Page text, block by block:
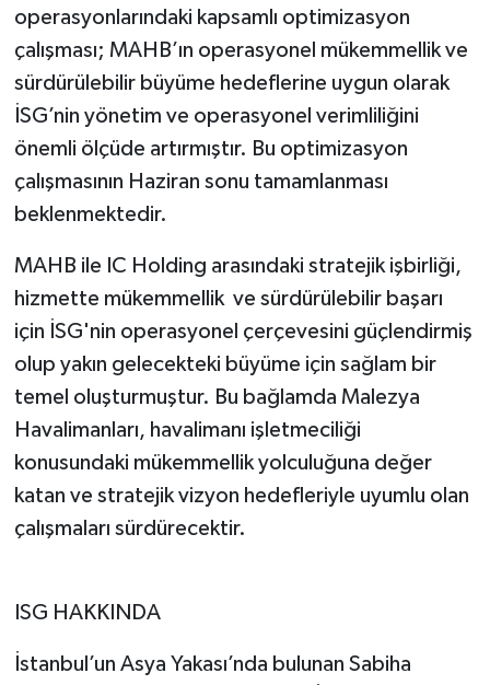
operasyonlarındaki kapsamlı optimizasyon
çalışması; MAHB’ın operasyonel mükemmellik ve
sürdürülebilir büyüme hedeflerine uygun olarak
İSG’nin yönetim ve operasyonel verimliliğini
önemli ölçüde artırmıştır. Bu optimizasyon
çalışmasının Haziran sonu tamamlanması
beklenmektedir.
MAHB ile IC Holding arasındaki stratejik işbirliği,
hizmette mükemmellik ve sürdürülebilir başarı
için İSG'nin operasyonel çerçevesini güçlendirmiş
olup yakın gelecekteki büyüme için sağlam bir
temel oluşturmuştur. Bu bağlamda Malezya
Havalimanları, havalimanı işletmeciliği
konusundaki mükemmellik yolculuğuna değer
katan ve stratejik vizyon hedefleriyle uyumlu olan
çalışmaları sürdürecektir.
ISG HAKKINDA
İstanbul’un Asya Yakası’nda bulunan Sabiha